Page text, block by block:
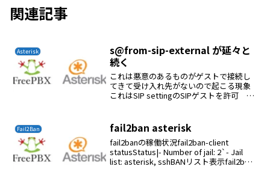
関連記事
Asterisk
s@from-sip-external が延々と
続く
これは悪意のあるものがゲストで接続し
てきて受け入れ先がないので起こる現象
これはSIP settingのSIPゲストを許可 を
78.129.140...
Fail2Ban fail2ban asterisk
fail2banの稼働状況fail2ban-client
statusStatus|- Number of jail: 2`- Jail
list: asterisk, sshBANリスト表示fail2ban-